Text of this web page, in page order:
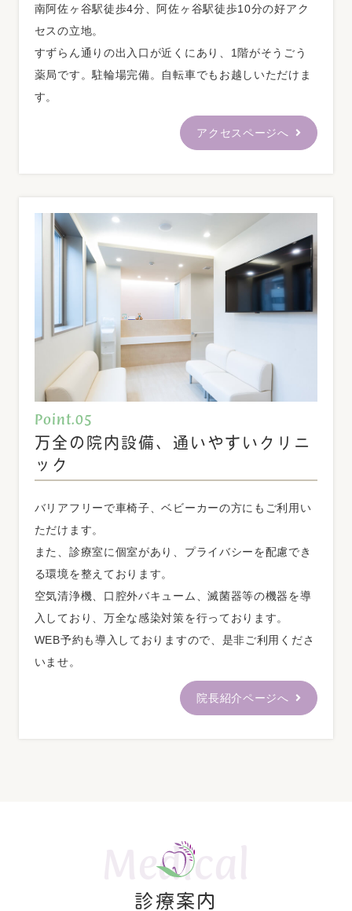
祝日（3日 文化の日）
※水曜日は訪問診療のみ、当院での診察は行っており
ません。
・診療時間外でも予約可能な24時間受付のWEB予約も
・初診ご予約の方は、問診票記入やカルテ作成にお時
2025.10.17 お知らせ
代診のお知らせ
11/20(木)
9：00～13：00
ご不便をおかけしますがご理解のほどよろしくお願いいた
します。
2025.05.01 お知らせ
2025年6月休診日のお知らせ
南阿佐ヶ谷デンタルクリニックの6月休診日のお知ら
せです。
日曜日（1日、8日、15日、22日、29
・初診ご予約の方は、問診票記入やカルテ作成にお時
間を頂いておりますので、診療予約時間の15分前の
をお願い致します。
南阿佐ヶ谷駅徒歩4分、阿佐ヶ谷駅徒歩10分の好アク
セスの立地。
すずらん通りの出入口が近くにあり、1階がそうごう
薬局です。駐輪場完備。自転車でもお越しいただけま
す。
アクセスページへ
Point.05
万全の院内設備、通いやすいクリニ
ック
バリアフリーで車椅子、ベビーカーの方にもご利用い
ただけます。
また、診療室に個室があり、プライバシーを配慮でき
る環境を整えております。
空気清浄機、口腔外バキューム、滅菌器等の機器を導
入しており、万全な感染対策を行っております。
WEB予約も導入しておりますので、是非ご利用くださ
いませ。
院長紹介ページへ
診療案内
Medical